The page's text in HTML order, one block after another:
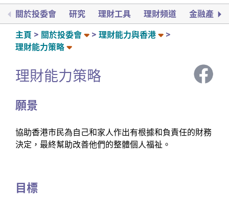
關於投委會 研究 理財工具 理財頻道 金融產品
主頁 關於投委會
理財能力與香港
理財能力策略
理財能力策略
願景
協助香港市民為自己和家人作出有根據和負責任的財務
決定，最終幫助改善他們的整體個人福祉。
目標